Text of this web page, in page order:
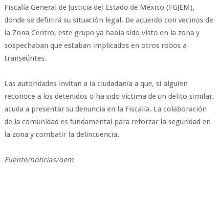
Fiscalía General de Justicia del Estado de México (FGJEM),
donde se definirá su situación legal. De acuerdo con vecinos de
la Zona Centro, este grupo ya había sido visto en la zona y
sospechaban que estaban implicados en otros robos a
transeúntes.
Las autoridades invitan a la ciudadanía a que, si alguien
reconoce a los detenidos o ha sido víctima de un delito similar,
acuda a presentar su denuncia en la Fiscalía. La colaboración
de la comunidad es fundamental para reforzar la seguridad en
la zona y combatir la delincuencia.
Fuente/noticias/oem